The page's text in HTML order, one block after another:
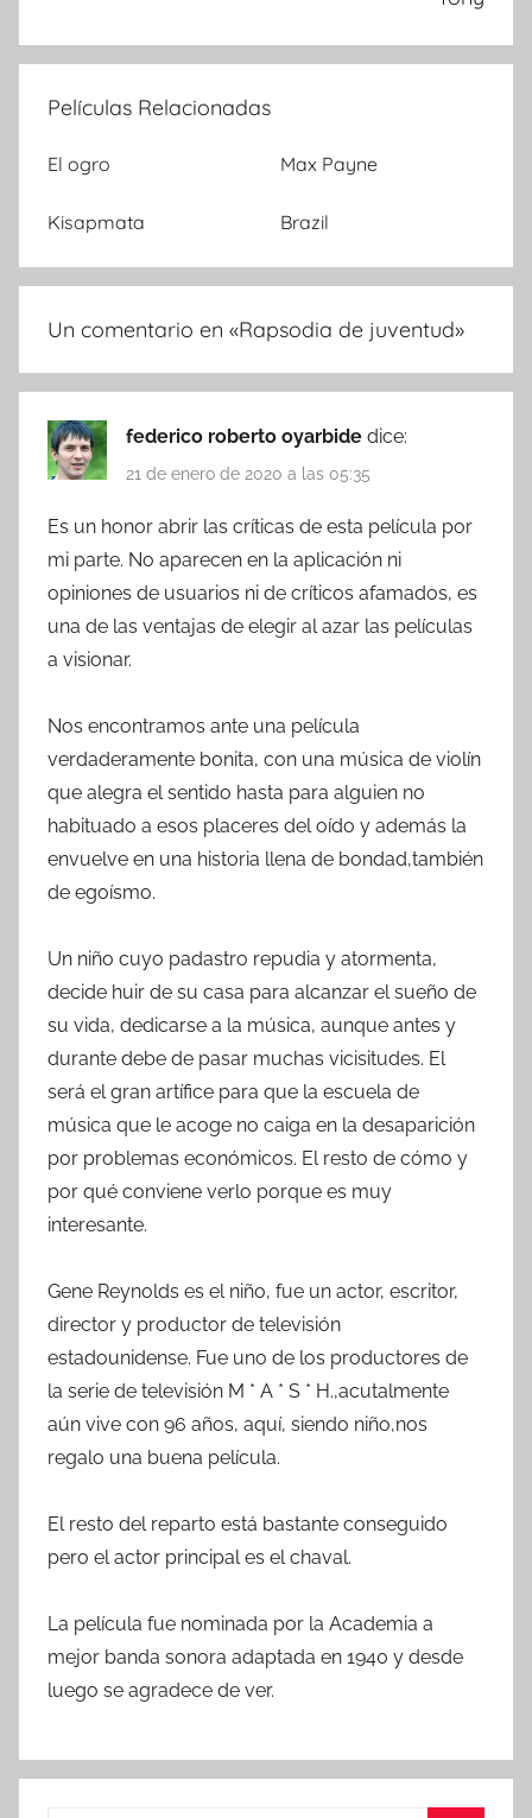
Películas Relacionadas
El ogro Max Payne
Kisapmata Brazil
Un comentario en «Rapsodia de juventud»
federico roberto oyarbide dice:
21 de enero de 2020 a las 05:35
Es un honor abrir las críticas de esta película por
mi parte. No aparecen en la aplicación ni
opiniones de usuarios ni de críticos afamados, es
una de las ventajas de elegir al azar las películas
a visionar.
Nos encontramos ante una película
verdaderamente bonita, con una música de violín
que alegra el sentido hasta para alguien no
habituado a esos placeres del oído y además la
envuelve en una historia llena de bondad,también
de egoísmo.
Un niño cuyo padastro repudia y atormenta,
decide huir de su casa para alcanzar el sueño de
su vida, dedicarse a la música, aunque antes y
durante debe de pasar muchas vicisitudes. El
será el gran artífice para que la escuela de
música que le acoge no caiga en la desaparición
por problemas económicos. El resto de cómo y
por qué conviene verlo porque es muy
interesante.
Gene Reynolds es el niño, fue un actor, escritor,
director y productor de televisión
estadounidense. Fue uno de los productores de
la serie de televisión M * A * S * H.,acutalmente
aún vive con 96 años, aquí, siendo niño,nos
regalo una buena película.
El resto del reparto está bastante conseguido
pero el actor principal es el chaval.
La película fue nominada por la Academia a
mejor banda sonora adaptada en 1940 y desde
luego se agradece de ver.